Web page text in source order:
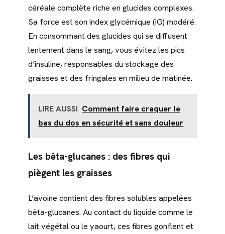
céréale complète riche en glucides complexes.
Sa force est son index glycémique (IG) modéré.
En consommant des glucides qui se diffusent
lentement dans le sang, vous évitez les pics
d’insuline, responsables du stockage des
graisses et des fringales en milieu de matinée.
LIRE AUSSI Comment faire craquer le
bas du dos en sécurité et sans douleur
Les bêta-glucanes : des fibres qui
piègent les graisses
L’avoine contient des fibres solubles appelées
bêta-glucanes. Au contact du liquide comme le
lait végétal ou le yaourt, ces fibres gonflent et